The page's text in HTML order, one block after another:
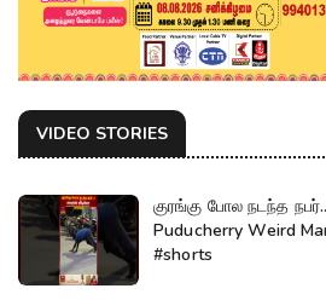
VIDEO STORIES
குரங்கு போல நடந்த
Puducherry Weird
#shorts